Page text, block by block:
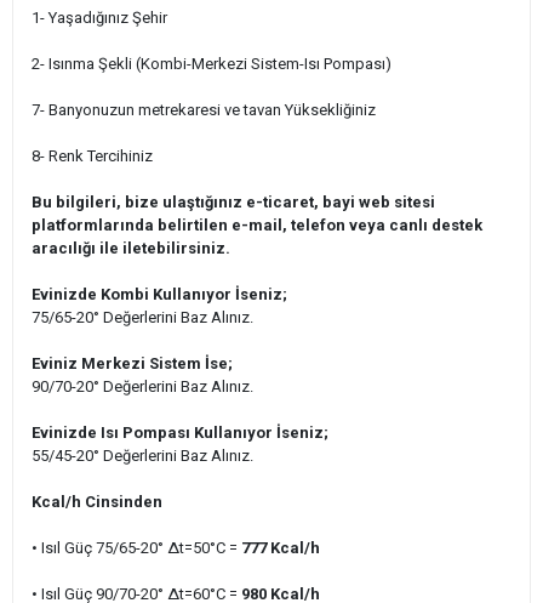
1- Yaşadığınız Şehir
2- Isınma Şekli (Kombi-Merkezi Sistem-Isı Pompası)
7- Banyonuzun metrekaresi ve tavan Yüksekliğiniz
8- Renk Tercihiniz
Bu bilgileri, bize ulaştığınız e-ticaret, bayi web sitesi
platformlarında belirtilen e-mail, telefon veya canlı destek
aracılığı ile iletebilirsiniz.
Evinizde Kombi Kullanıyor İseniz;
75/65-20° Değerlerini Baz Alınız.
Eviniz Merkezi Sistem İse;
90/70-20° Değerlerini Baz Alınız.
Evinizde Isı Pompası Kullanıyor İseniz;
55/45-20° Değerlerini Baz Alınız.
Kcal/h Cinsinden
• Isıl Güç 75/65-20° ∆t=50°C = 777 Kcal/h
• Isıl Güç 90/70-20° ∆t=60°C = 980 Kcal/h